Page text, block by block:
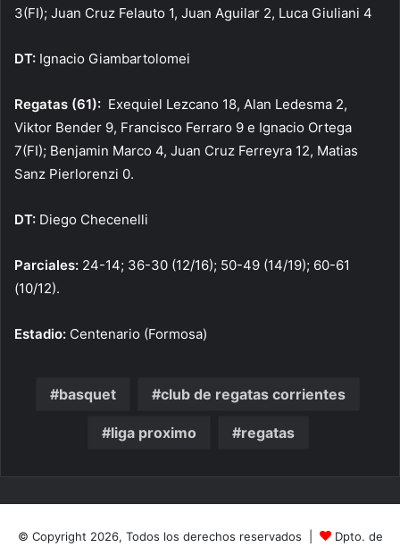
3(FI); Juan Cruz Felauto 1, Juan Aguilar 2, Luca Giuliani 4
DT: Ignacio Giambartolomei
Regatas (61): Exequiel Lezcano 18, Alan Ledesma 2,
Viktor Bender 9, Francisco Ferraro 9 e Ignacio Ortega
7(FI); Benjamin Marco 4, Juan Cruz Ferreyra 12, Matias
Sanz Pierlorenzi 0.
DT: Diego Checenelli
Parciales: 24-14; 36-30 (12/16); 50-49 (14/19); 60-61
(10/12).
Estadio: Centenario (Formosa)
basquet club de regatas corrientes
liga proximo regatas
© Copyright 2026, Todos los derechos reservados | Dpto. de